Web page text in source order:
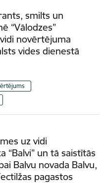
smilts un
“Vālodzes”
novērtējuma
vides dienestā
uz vidi
“Balvi” un tā saistītās
Balvu novada Balvu,
pagastos